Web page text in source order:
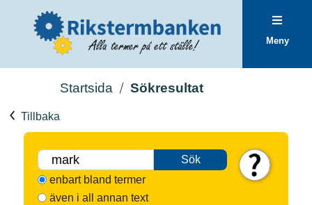
Meny
Startsida Sökresultat
Tillbaka
Sök
enbart bland termer
även i all annan text